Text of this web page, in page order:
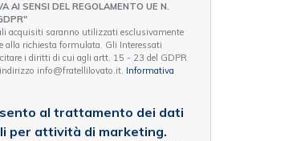
AI SENSI DEL REGOLAMENTO UE N.
acquisiti saranno utilizzati esclusivamente
alla richiesta formulata. Gli Interessati
i diritti di cui agli artt. 15 - 23 del GDPR
scrivendo all'indirizzo info@fratellilovato.it. Informativa
al trattamento dei dati
per attività di marketing.